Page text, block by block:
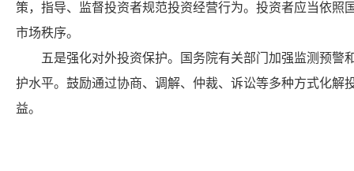
策，指导、监督投资者规范投资经营行为。投资者应当依
市场秩序。
五是强化对外投资保护。国务院有关部门加强监测预警
护水平。鼓励通过协商、调解、仲裁、诉讼等多种方式化
益。